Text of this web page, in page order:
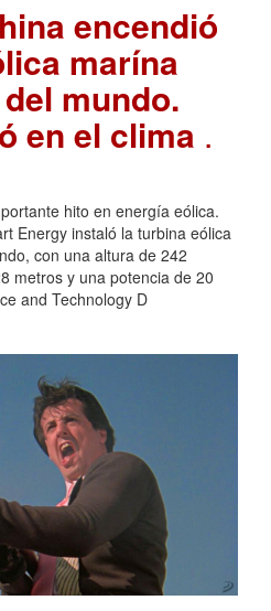
encendió
marína
mundo.
en el clima .
hito en energía eólica.
Energy instaló la turbina eólica
con una altura de 242
metros y una potencia de 20
and Technology D